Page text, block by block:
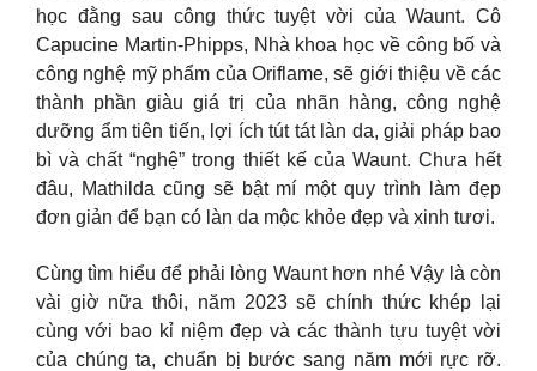
học đằng sau công thức tuyệt vời của Waunt. Cô
Capucine Martin-Phipps, Nhà khoa học về công bố và
công nghệ mỹ phẩm của Oriflame, sẽ giới thiệu về các
thành phần giàu giá trị của nhãn hàng, công nghệ
dưỡng ẩm tiên tiến, lợi ích tút tát làn da, giải pháp bao
bì và chất “nghệ” trong thiết kế của Waunt. Chưa hết
đâu, Mathilda cũng sẽ bật mí một quy trình làm đẹp
đơn giản để bạn có làn da mộc khỏe đẹp và xinh tươi.
Cùng tìm hiểu để phải lòng Waunt hơn nhé Vậy là còn
vài giờ nữa thôi, năm 2023 sẽ chính thức khép lại
cùng với bao kỉ niệm đẹp và các thành tựu tuyệt vời
của chúng ta, chuẩn bị bước sang năm mới rực rỡ.